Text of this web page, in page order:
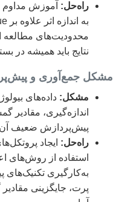
راه‌حل: آموزش مداوم
محدودیت‌های مطالعه
نتایج باید همیشه در
مشکل جمع‌آوری و
مشکل: داده‌های
اندازه‌گیری، مقادیر
پیش‌پردازش ضعیف
راه‌حل: ایجاد
به‌کارگیری تکنیک‌های
پرت، جایگزینی